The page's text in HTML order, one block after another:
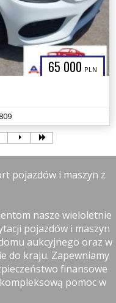
65 000 PLN
pojazdów i maszyn z
nasze wieloletnie
pojazdów i maszyn
aukcyjnego oraz w
do kraju. Zapewniamy
finansowe
pomoc w